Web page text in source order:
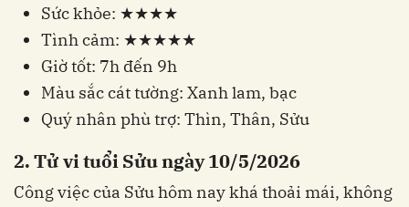
Sức khỏe: ★★★★
Tình cảm: ★★★★★
Giờ tốt: 7h đến 9h
Màu sắc cát tường: Xanh lam, bạc
Quý nhân phù trợ: Thìn, Thân, Sửu
2. Tử vi tuổi Sửu ngày 10/5/2026
Công việc của Sửu hôm nay khá thoải mái, không